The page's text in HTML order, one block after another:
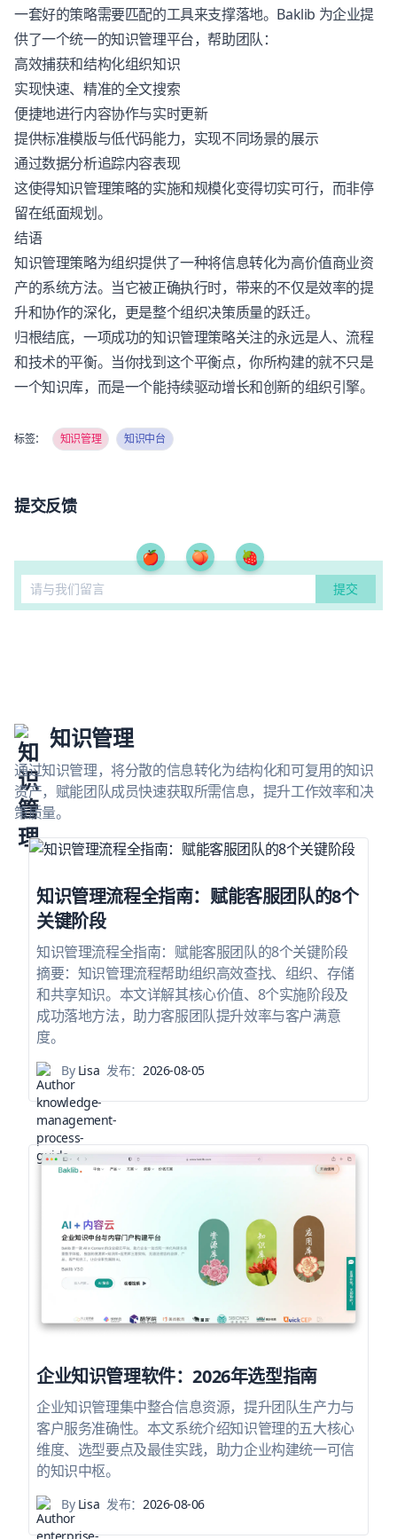
一套好的策略需要匹配的工具来支撑落地。Baklib 为企业提
供了一个统一的知识管理平台，帮助团队：
高效捕获和结构化组织知识
实现快速、精准的全文搜索
便捷地进行内容协作与实时更新
提供标准模版与低代码能力，实现不同场景的展示
通过数据分析追踪内容表现
这使得知识管理策略的实施和规模化变得切实可行，而非停
留在纸面规划。
结语
知识管理策略为组织提供了一种将信息转化为高价值商业资
产的系统方法。当它被正确执行时，带来的不仅是效率的提
升和协作的深化，更是整个组织决策质量的跃迁。
归根结底，一项成功的知识管理策略关注的永远是人、流程
和技术的平衡。当你找到这个平衡点，你所构建的就不只是
一个知识库，而是一个能持续驱动增长和创新的组织引擎。
标签： 知识管理 知识中台
提交反馈
🍎 🍑 🍓
知识管理
通过知识管理，将分散的信息转化为结构化和可复用的知识
资产，赋能团队成员快速获取所需信息，提升工作效率和决
策质量。
知识管理流程全指南：赋能客服团队的8个
关键阶段
知识管理流程全指南：赋能客服团队的8个关键阶段
摘要：知识管理流程帮助组织高效查找、组织、存储
和共享知识。本文详解其核心价值、8个实施阶段及
成功落地方法，助力客服团队提升效率与客户满意
度。
ByLisa 发布：2026-08-05
企业知识管理软件：2026年选型指南
企业知识管理集中整合信息资源，提升团队生产力与
客户服务准确性。本文系统介绍知识管理的五大核心
维度、选型要点及最佳实践，助力企业构建统一可信
的知识中枢。
ByLisa 发布： 2026-08-06